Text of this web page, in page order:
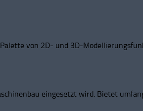
von 2D- und 3D-
eingesetzt wird. Bietet